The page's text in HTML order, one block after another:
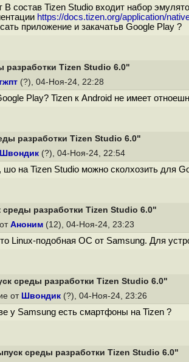
В состав Tizen Studio входит набор
https://docs.tizen.org/application/
приложение и закачатьв Google Play ?
разработки Tizen Studio 6.0"
(?), 04-Ноя-24, 22:28
Play? Tizen к Android не имеет
разработки Tizen Studio 6.0"
Швондик (?), 04-Ноя-24, 22:54
на Tizen Studio можно сколхозить для
разработки Tizen Studio 6.0"
Аноним (12), 04-Ноя-24, 23:23
Linux-подобная ОС от Samsung. Для
среды разработки Tizen Studio 6.0"
от Швондик (?), 04-Ноя-24, 23:26
у Samsung есть смартфоны на Tizen ?
среды разработки Tizen Studio 6.0"